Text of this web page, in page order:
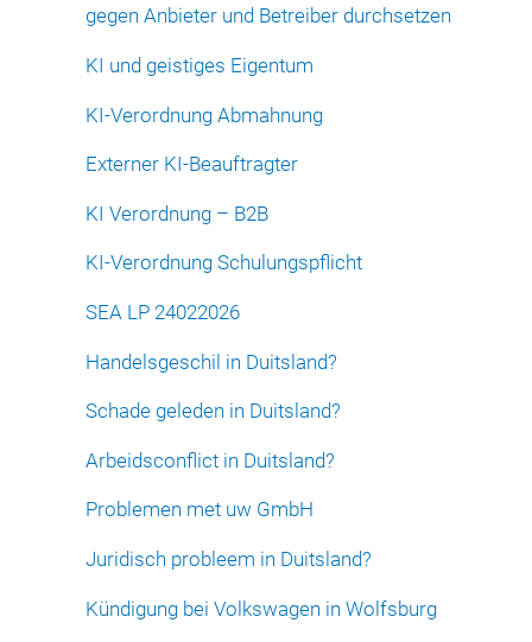
gegen Anbieter und Betreiber durchsetzen
KI und geistiges Eigentum
KI-Verordnung Abmahnung
Externer KI-Beauftragter
KI Verordnung – B2B
KI-Verordnung Schulungspflicht
SEA LP 24022026
Handelsgeschil in Duitsland?
Schade geleden in Duitsland?
Arbeidsconflict in Duitsland?
Problemen met uw GmbH
Juridisch probleem in Duitsland?
Kündigung bei Volkswagen in Wolfsburg